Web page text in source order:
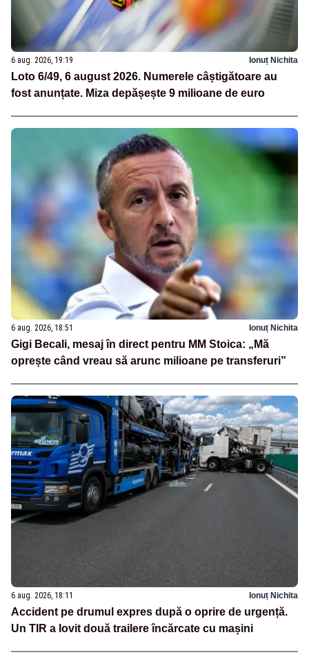
6 aug. 2026, 19:19 Ionuț Nichita
Loto 6/49, 6 august 2026. Numerele câștigătoare au
fost anunțate. Miza depășește 9 milioane de euro
6 aug. 2026, 18:51 Ionuț Nichita
Gigi Becali, mesaj în direct pentru MM Stoica: „Mă
oprește când vreau să arunc milioane pe transferuri”
6 aug. 2026, 18:11 Ionuț Nichita
Accident pe drumul expres după o oprire de urgență.
Un TIR a lovit două trailere încărcate cu mașini